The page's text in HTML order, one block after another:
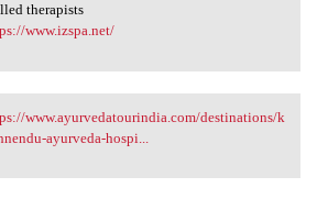
therapists
www.izspa.net/
www.ayurvedatourindia
www.ayurvedatourindia.com/destinations/k
ayurveda-hospi...